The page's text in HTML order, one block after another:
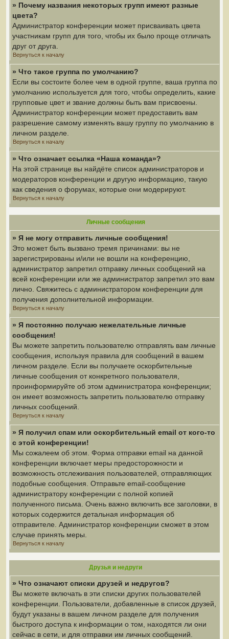
» Почему названия некоторых групп имеют разные
цвета?
Администратор конференции может присваивать цвета
участникам групп для того, чтобы их было проще отличать
друг от друга.
Вернуться к началу
» Что такое группа по умолчанию?
Если вы состоите более чем в одной группе, ваша группа по
умолчанию используется для того, чтобы определить, какие
групповые цвет и звание должны быть вам присвоены.
Администратор конференции может предоставить вам
разрешение самому изменять вашу группу по умолчанию в
личном разделе.
Вернуться к началу
» Что означает ссылка «Наша команда»?
На этой странице вы найдёте список администраторов и
модераторов конференции и другую информацию, такую
как сведения о форумах, которые они модерируют.
Вернуться к началу
Личные сообщения
» Я не могу отправить личные сообщения!
Это может быть вызвано тремя причинами: вы не
зарегистрированы и/или не вошли на конференцию,
администратор запретил отправку личных сообщений на
всей конференции или же администратор запретил это вам
лично. Свяжитесь с администратором конференции для
получения дополнительной информации.
Вернуться к началу
» Я постоянно получаю нежелательные личные
сообщения!
Вы можете запретить пользователю отправлять вам личные
сообщения, используя правила для сообщений в вашем
личном разделе. Если вы получаете оскорбительные
личные сообщения от конкретного пользователя,
проинформируйте об этом администратора конференции;
он имеет возможность запретить пользователю отправку
личных сообщений.
Вернуться к началу
» Я получил спам или оскорбительный email от кого-то
с этой конференции!
Мы сожалеем об этом. Форма отправки email на данной
конференции включает меры предосторожности и
возможность отслеживания пользователей, отправляющих
подобные сообщения. Отправьте email-сообщение
администратору конференции с полной копией
полученного письма. Очень важно включить все заголовки, в
которых содержится детальная информация об
отправителе. Администратор конференции сможет в этом
случае принять меры.
Вернуться к началу
Друзья и недруги
» Что означают списки друзей и недругов?
Вы можете включать в эти списки других пользователей
конференции. Пользователи, добавленные в список друзей,
будут указаны в вашем личном разделе для получения
быстрого доступа к информации о том, находятся ли они
сейчас в сети, и для отправки им личных сообщений.